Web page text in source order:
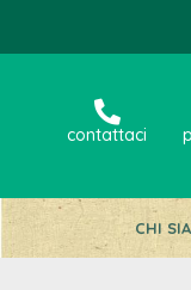
contattaci
CHI